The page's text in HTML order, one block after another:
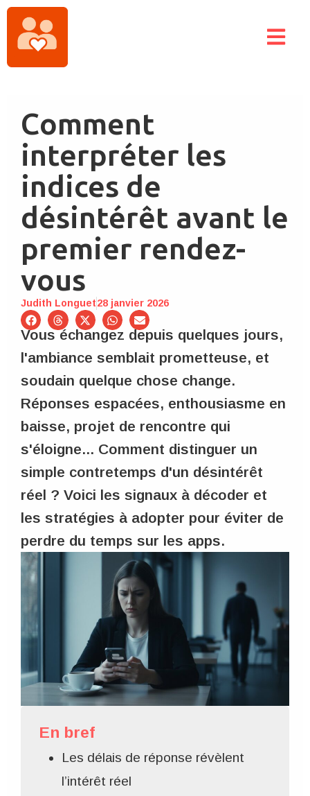
Comment
interpréter les
indices de
désintérêt avant le
premier rendez-
vous
Judith Longuet28 janvier 2026
Vous échangez depuis quelques jours,
l'ambiance semblait prometteuse, et
soudain quelque chose change.
Réponses espacées, enthousiasme en
baisse, projet de rencontre qui
s'éloigne... Comment distinguer un
simple contretemps d'un désintérêt
réel ? Voici les signaux à décoder et
les stratégies à adopter pour éviter de
perdre du temps sur les apps.
En bref
Les délais de réponse révèlent
l’intérêt réel